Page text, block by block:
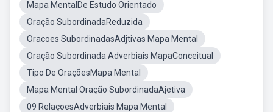
Mapa MentalDe Estudo Orientado
Oração SubordinadaReduzida
Oracoes SubordinadasAdjtivas Mapa Mental
Oração Subordinada Adverbiais MapaConceitual
Tipo De OraçõesMapa Mental
Mapa Mental Oração SubordinadaAjetiva
09 RelaçoesAdverbiais Mapa Mental